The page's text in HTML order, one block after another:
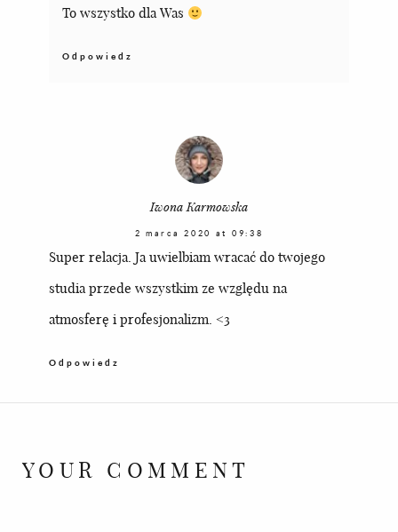
To wszystko dla Was
Odpowiedz
Iwona Karmowska
2 marca 2020 at 09:38
Super relacja. Ja uwielbiam wracać do twojego
studia przede wszystkim ze względu na
atmosferę i profesjonalizm. <3
Odpowiedz
YOUR COMMENT